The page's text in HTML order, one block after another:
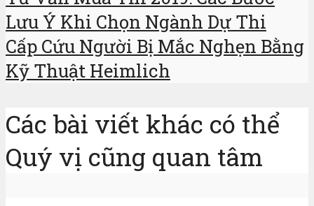
Lưu Ý Khi Chọn Ngành Dự Thi
Cấp Cứu Người Bị Mắc Nghẹn Bằng
Kỹ Thuật Heimlich
Các bài viết khác có thể
Quý vị cũng quan tâm